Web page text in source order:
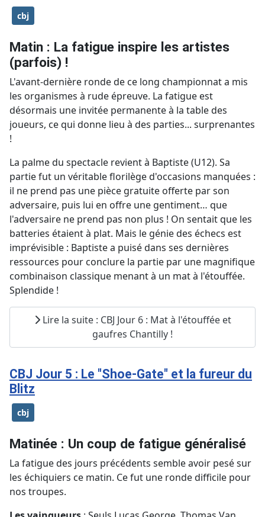
cbj
Matin : La fatigue inspire les artistes
(parfois) !
L'avant-dernière ronde de ce long championnat a mis
les organismes à rude épreuve. La fatigue est
désormais une invitée permanente à la table des
joueurs, ce qui donne lieu à des parties... surprenantes
!
La palme du spectacle revient à Baptiste (U12). Sa
partie fut un véritable florilège d'occasions manquées :
il ne prend pas une pièce gratuite offerte par son
adversaire, puis lui en offre une gentiment… que
l'adversaire ne prend pas non plus ! On sentait que les
batteries étaient à plat. Mais le génie des échecs est
imprévisible : Baptiste a puisé dans ses dernières
ressources pour conclure la partie par une magnifique
combinaison classique menant à un mat à l'étouffée.
Splendide !
Lire la suite : CBJ Jour 6 : Mat à l'étouffée et
gaufres Chantilly !
CBJ Jour 5 : Le "Shoe-Gate" et la fureur du
Blitz
cbj
Matinée : Un coup de fatigue généralisé
La fatigue des jours précédents semble avoir pesé sur
les échiquiers ce matin. Ce fut une ronde difficile pour
nos troupes.